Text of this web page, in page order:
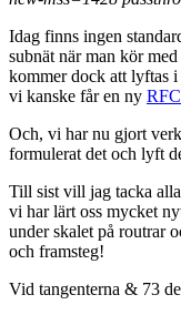
Idag finns ingen
subnät när man kör
kommer dock att lyftas i
vi kanske får en ny RFC
Och, vi har nu gjort
formulerat det och lyft
Till sist vill jag tacka
vi har lärt oss mycket
under skalet på routrar
och framsteg!
Vid tangenterna & 73